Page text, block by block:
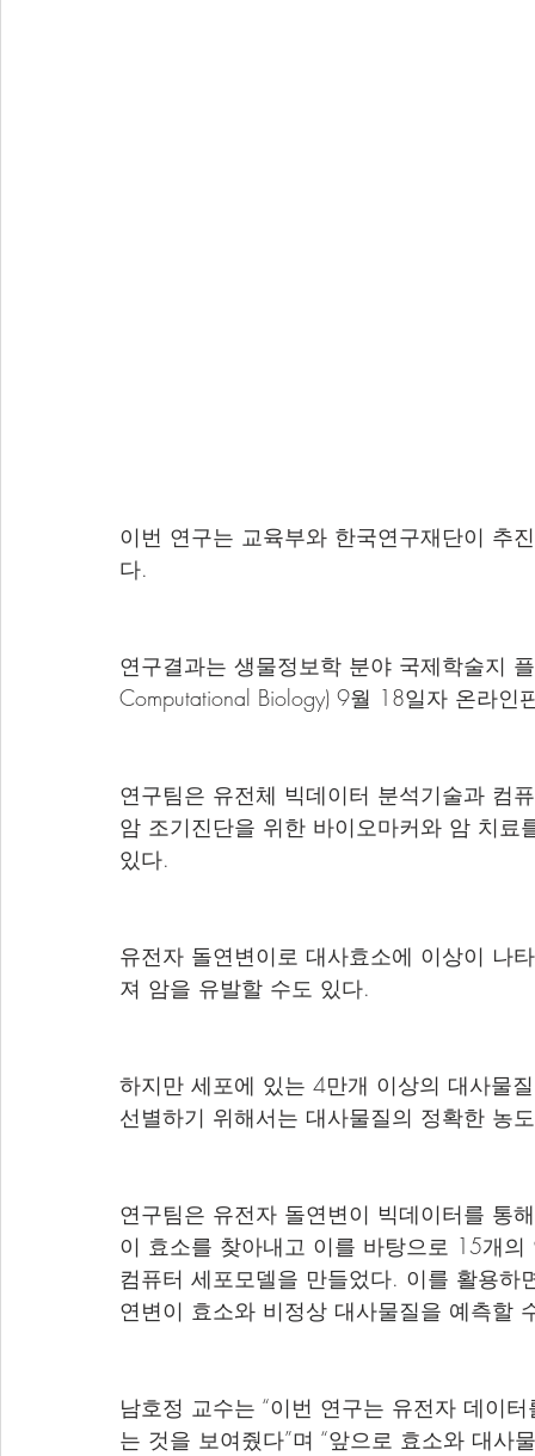
이번 연구는 교육부와 한국연구재단이 추
다.
연구결과는 생물정보학 분야 국제학술지
Computational Biology) 9월 18일자 온라인
연구팀은 유전체 빅데이터 분석기술과 컴
암 조기진단을 위한 바이오마커와 암 치
있다.
유전자 돌연변이로 대사효소에 이상이 나
져 암을 유발할 수도 있다.
하지만 세포에 있는 4만개 이상의 대사물
선별하기 위해서는 대사물질의 정확한 농
연구팀은 유전자 돌연변이 빅데이터를 통
이 효소를 찾아내고 이를 바탕으로 15개
컴퓨터 세포모델을 만들었다. 이를 활용
연변이 효소와 비정상 대사물질을 예측할
남호정 교수는 “이번 연구는 유전자 데이
는 것을 보여줬다”며 “앞으로 효소와 대